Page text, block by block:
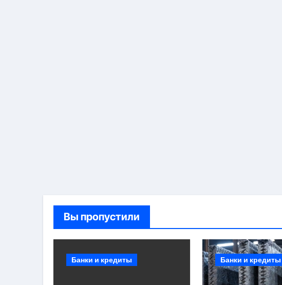
Вы пропустили
Банки и кредиты Банки и кредиты